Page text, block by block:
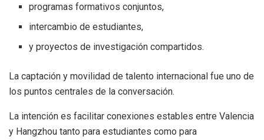
programas formativos conjuntos,
intercambio de estudiantes,
y proyectos de investigación compartidos.
La captación y movilidad de talento internacional fue uno de
los puntos centrales de la conversación.
La intención es facilitar conexiones estables entre Valencia
y Hangzhou tanto para estudiantes como para